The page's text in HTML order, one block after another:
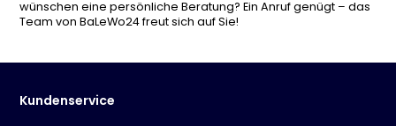
wünschen eine persönliche Beratung? Ein Anruf genügt – das
Team von BaLeWo24 freut sich auf Sie!
Kundenservice